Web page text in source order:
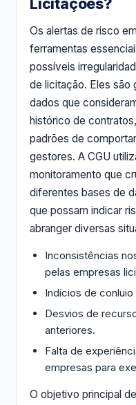
Licitações?
Os alertas de risco
ferramentas
possíveis
de licitação. Eles são
dados que
histórico de
padrões de
gestores. A CGU
monitoramento que
diferentes bases de
que possam indicar
abranger diversas
Inconsistências
pelas empresas
Indícios de
Desvios de
anteriores.
Falta de
empresas para
O objetivo principal